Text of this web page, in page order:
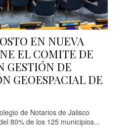
EN NUEVA
EL COMITE DE
GESTIÓN DE
GEOESPACIAL DE
de Notarios de Jalisco
80% de los 125 municipios...